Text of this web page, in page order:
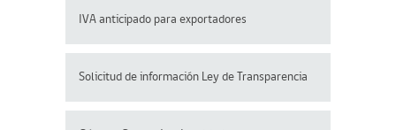
IVA anticipado para exportadores
Solicitud de información Ley de Transparencia